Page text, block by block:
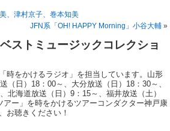
、津村京子、巻本知美
JFN系「OH! HAPPY Morning」小谷大輔 »
ストミュージックコレクショ
時をかけるラジオ」を担当しています。山形
（日）18：00～、大分放送（日）18：30～、
北海道放送（日）9：15～、福井放送（土）
アー」を時をかけるツアーコンダクター神戸康
お聴きください！